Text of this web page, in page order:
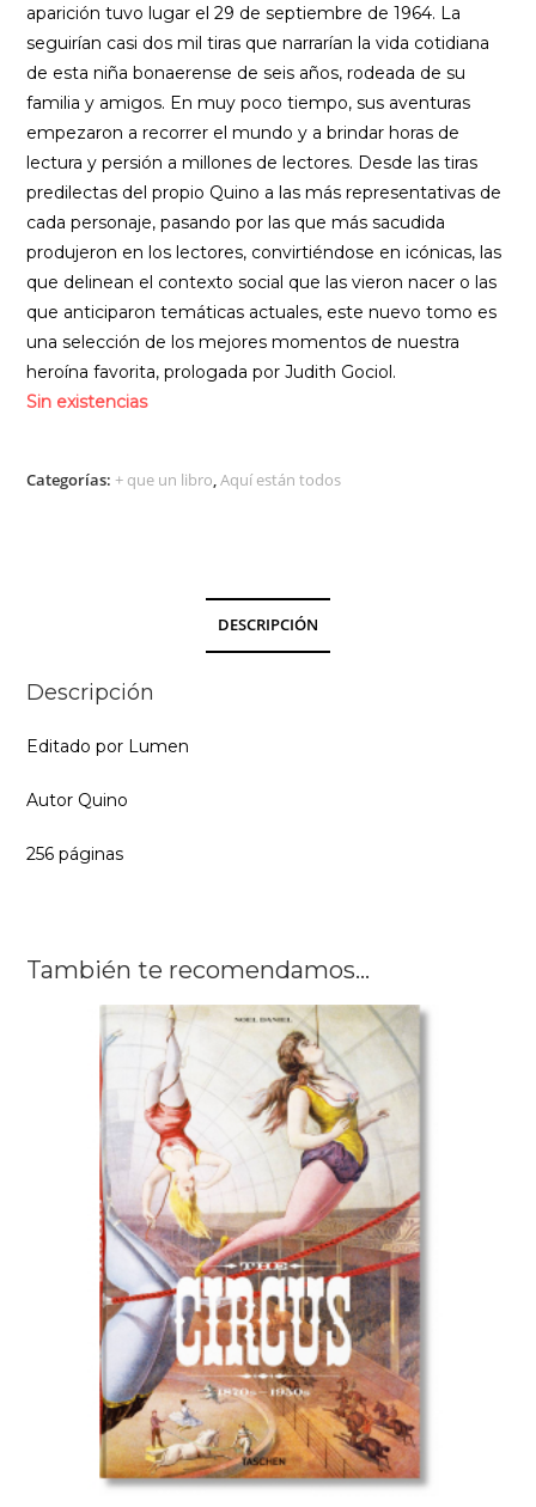
aparición tuvo lugar el 29 de septiembre de 1964. La
seguirían casi dos mil tiras que narrarían la vida cotidiana
de esta niña bonaerense de seis años, rodeada de su
familia y amigos. En muy poco tiempo, sus aventuras
empezaron a recorrer el mundo y a brindar horas de
lectura y persión a millones de lectores. Desde las tiras
predilectas del propio Quino a las más representativas de
cada personaje, pasando por las que más sacudida
produjeron en los lectores, convirtiéndose en icónicas, las
que delinean el contexto social que las vieron nacer o las
que anticiparon temáticas actuales, este nuevo tomo es
una selección de los mejores momentos de nuestra
heroína favorita, prologada por Judith Gociol.
Sin existencias
Categorías:+ que un libro,Aquí están todos
DESCRIPCIÓN
Descripción
Editado por Lumen
Autor Quino
256 páginas
También te recomendamos…